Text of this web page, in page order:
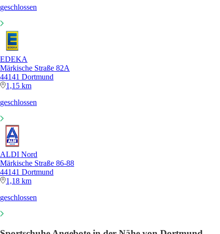
geschlossen
EDEKA
Märkische Straße 82A
44141 Dortmund
1,15 km
geschlossen
ALDI Nord
Märkische Straße 86-88
44141 Dortmund
1,18 km
geschlossen